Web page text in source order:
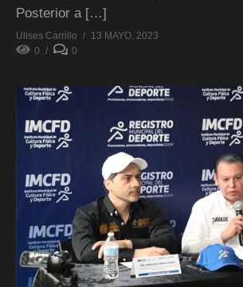
Posterior a […]
Ulises Carrillo
13 MAYO, 2023
0
0